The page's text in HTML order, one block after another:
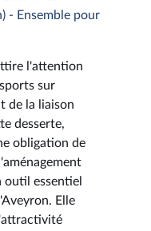
- Ensemble pour
l'attention
sur
de la liaison
desserte,
obligation de
essentiel
Elle